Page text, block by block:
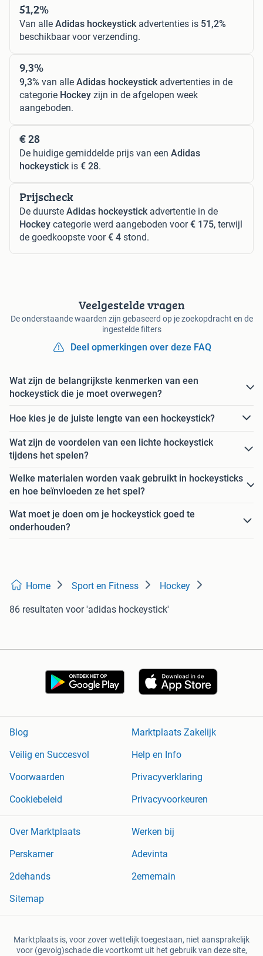
51,2%
Van alle Adidas hockeystickadvertenties is 51,2%
beschikbaar voor verzending.
9,3%
9,3% van alle Adidas hockeystickadvertenties in de
categorie Hockey zijn in de afgelopen week
aangeboden.
€ 28
De huidige gemiddelde prijs van een Adidas
hockeystickis € 28.
Prijscheck
De duurste Adidas hockeystickadvertentie in de
Hockey categorie werd aangeboden voor€ 175, terwijl
de goedkoopste voor€ 4 stond.
Veelgestelde vragen
De onderstaande waarden zijn gebaseerd op je zoekopdracht en de
ingestelde filters
Deel opmerkingen over deze FAQ
Wat zijn de belangrijkste kenmerken van een
hockeystick die je moet overwegen?
Hoe kies je de juiste lengte van een hockeystick?
Wat zijn de voordelen van een lichte hockeystick
tijdens het spelen?
Welke materialen worden vaak gebruikt in hockeysticks
en hoe beïnvloeden ze het spel?
Wat moet je doen om je hockeystick goed te
onderhouden?
Home Sport en Fitness Hockey
86 resultaten voor 'adidas hockeystick'
Blog
Marktplaats Zakelijk
Veilig en Succesvol
Help en Info
Voorwaarden
Privacyverklaring
Cookiebeleid
Privacyvoorkeuren
Over Marktplaats
Werken bij
Perskamer
Adevinta
2dehands
2ememain
Sitemap
Marktplaats is, voor zover wettelijk toegestaan, niet aansprakelijk
voor (gevolg)schade die voortkomt uit het gebruik van deze site,